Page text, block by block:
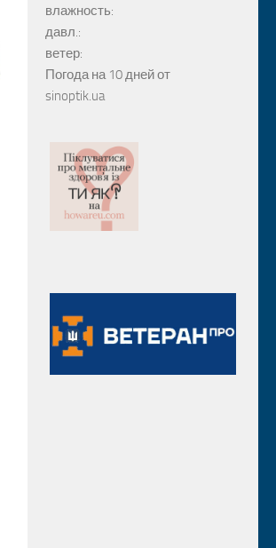
влажность:
давл.:
ветер:
Погода на 10 дней от
sinoptik.ua